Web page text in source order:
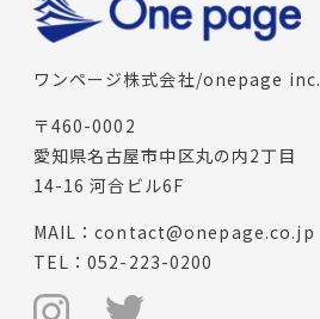
ワンページ株式会社/onepage inc.
〒460-0002
愛知県名古屋市中区丸の内2丁目
14-16 河合ビル6F
MAIL：contact@onepage.co.jp
TEL：052-223-0200